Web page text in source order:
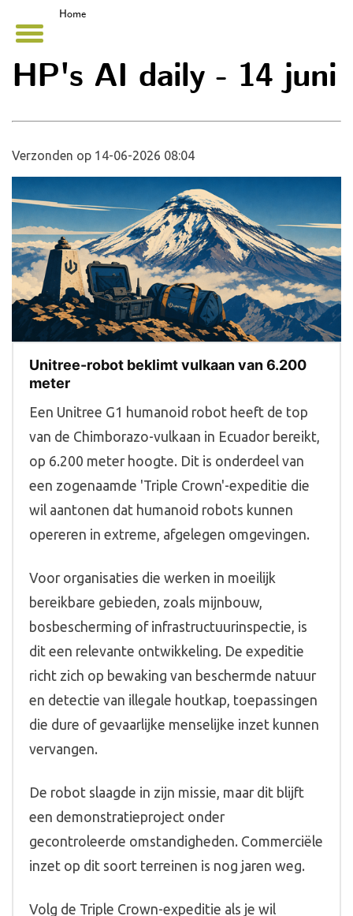
Home
HP's AI daily - 14 juni
Verzonden op 14-06-2026 08:04
Unitree-robot beklimt vulkaan van 6.200
meter
Een Unitree G1 humanoid robot heeft de top
van de Chimborazo-vulkaan in Ecuador bereikt,
op 6.200 meter hoogte. Dit is onderdeel van
een zogenaamde 'Triple Crown'-expeditie die
wil aantonen dat humanoid robots kunnen
opereren in extreme, afgelegen omgevingen.
Voor organisaties die werken in moeilijk
bereikbare gebieden, zoals mijnbouw,
bosbescherming of infrastructuurinspectie, is
dit een relevante ontwikkeling. De expeditie
richt zich op bewaking van beschermde natuur
en detectie van illegale houtkap, toepassingen
die dure of gevaarlijke menselijke inzet kunnen
vervangen.
De robot slaagde in zijn missie, maar dit blijft
een demonstratieproject onder
gecontroleerde omstandigheden. Commerciële
inzet op dit soort terreinen is nog jaren weg.
Volg de Triple Crown-expeditie als je wil